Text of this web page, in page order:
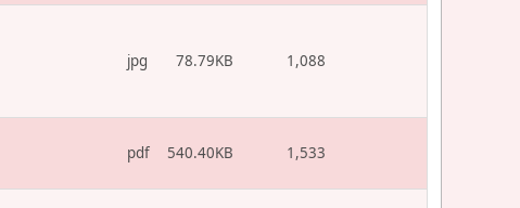
jpg 78.79KB 1,088
pdf 540.40KB 1,533